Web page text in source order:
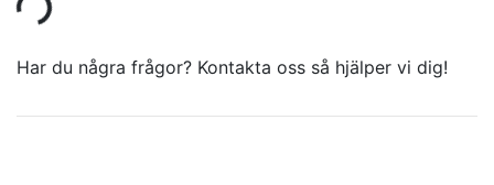
Har du några frågor? Kontakta oss så hjälper vi dig!